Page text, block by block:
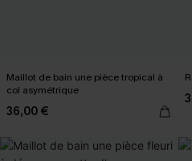
Maillot de bain une pièce tropical à
col asymétrique
36,00 €